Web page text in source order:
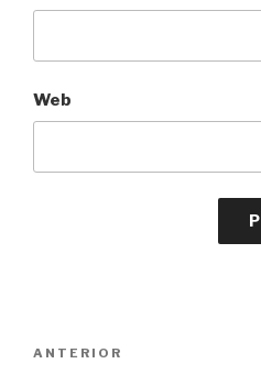
Web
Entrada
ANTERIOR